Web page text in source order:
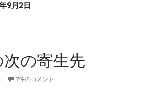
9月2日
の寄生先
7件のコメント